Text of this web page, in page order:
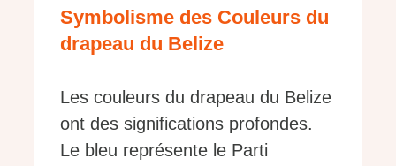
Symbolisme des Couleurs du
drapeau du Belize
Les couleurs du drapeau du Belize
ont des significations profondes.
Le bleu représente le Parti